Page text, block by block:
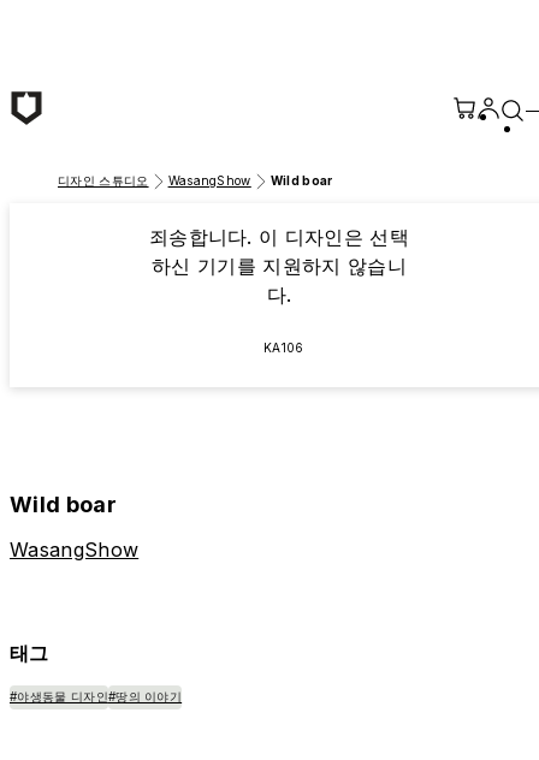
디자인 스튜디오 WasangShow Wild boar
죄송합니다. 이 디자인은 선택
하신 기기를 지원하지 않습니
다.
KA106
Wild boar
WasangShow
태그
#야생동물 디자인#땅의 이야기